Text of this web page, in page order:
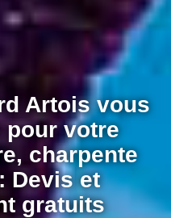
Artois vous
pour votre
charpente
Devis et
gratuits